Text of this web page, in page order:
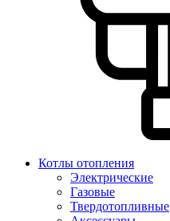
Котлы отопления
Электрические
Газовые
Твердотопливные